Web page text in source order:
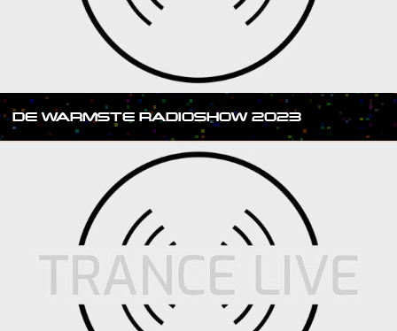
DE WARMSTE RADIOSHOW 2023